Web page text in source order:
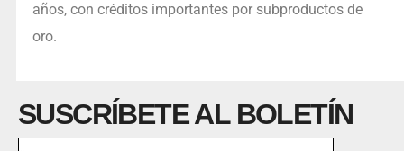
años, con créditos importantes por subproductos de
oro.
SUSCRÍBETE AL BOLETÍN